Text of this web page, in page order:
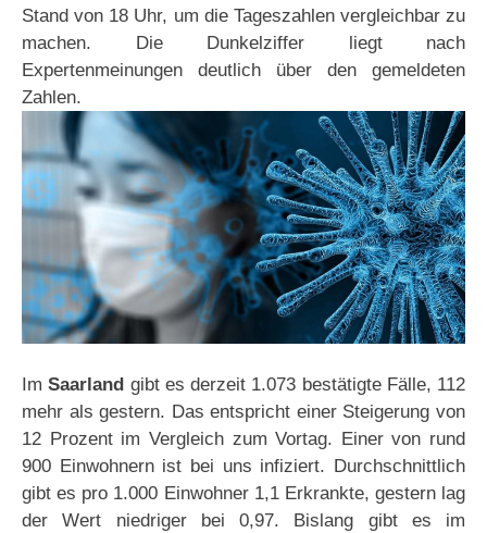
Stand von 18 Uhr, um die Tageszahlen vergleichbar zu
machen. Die Dunkelziffer liegt nach
Expertenmeinungen deutlich über den gemeldeten
Zahlen.
ImSaarland gibt es derzeit 1.073 bestätigte Fälle, 112
mehr als gestern. Das entspricht einer Steigerung von
12 Prozent im Vergleich zum Vortag. Einer von rund
900 Einwohnern ist bei uns infiziert. Durchschnittlich
gibt es pro 1.000 Einwohner 1,1 Erkrankte, gestern lag
der Wert niedriger bei 0,97. Bislang gibt es im